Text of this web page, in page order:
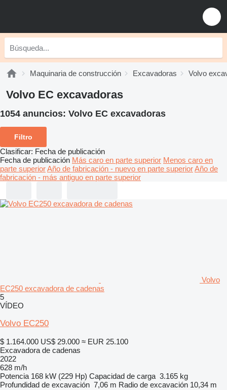
Maquinaria de construcción Excavadoras Volvo
Volvo EC excavadoras
1054 anuncios: Volvo EC excavadoras
Filtro
Clasificar: Fecha de publicación
Fecha de publicación Más caro en parte superior Menos caro en
parte superiorAño de fabricación - nuevo en parte superiorAño de
fabricación - más antiguo en parte superior
Volvo
EC250 excavadora de cadenas
5
VÍDEO
Volvo EC250
$ 1.164.000 US$ 29.000 ≈ EUR 25.100
Excavadora de cadenas
2022
628 m/h
Potencia 168 kW (229 Hp) Capacidad de carga 3.165 kg
Profundidad de excavación 7,06 m Radio de excavación 10,34 m